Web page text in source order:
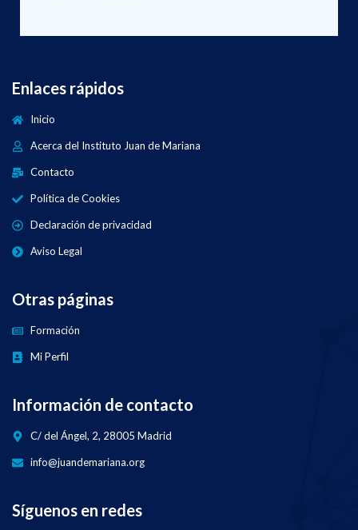
Enlaces rápidos
Inicio
Acerca del Instituto Juan de Mariana
Contacto
Política de Cookies
Declaración de privacidad
Aviso Legal
Otras páginas
Formación
Mi Perfil
Información de contacto
C/ del Ángel, 2, 28005 Madrid
info@juandemariana.org
Síguenos en redes